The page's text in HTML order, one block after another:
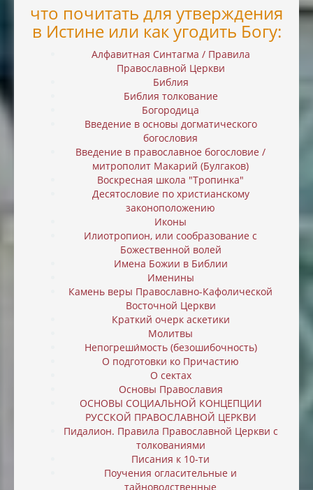
что почитать для утверждения
в Истине или как угодить Богу:
Алфавитная Синтагма / Правила
Православной Церкви
Библия
Библия толкование
Богородица
Введение в основы догматического
богословия
Введение в православное богословие /
митрополит Макарий (Булгаков)
Воскресная школа "Тропинка"
Десятословие по христианскому
законоположению
Иконы
Илиотропион, или cообразование с
Божественной волей
Имена Божии в Библии
Именины
Камень веры Православно-Кафолической
Восточной Церкви
Краткий очерк аскетики
Молитвы
Непогреши́мость (безошибочность)
О подготовки ко Причастию
О сектах
Основы Православия
ОСНОВЫ СОЦИАЛЬНОЙ КОНЦЕПЦИИ
РУССКОЙ ПРАВОСЛАВНОЙ ЦЕРКВИ
Пидалион. Правила Православной Церкви с
толкованиями
Писания к 10-ти
Поучения огласительные и
тайноводственные